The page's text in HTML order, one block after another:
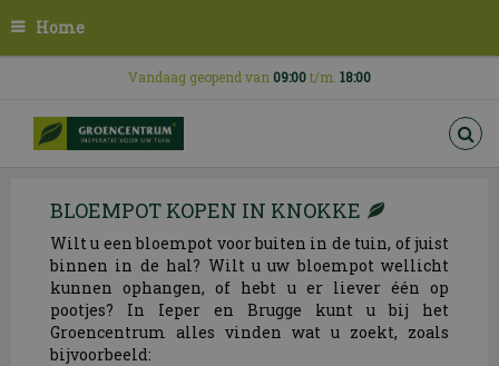
n
Home
Vandaag geopend van 09:00t/m. 18:00
BLOEMPOT KOPEN IN KNOKKE
Wilt u een bloempot voor buiten in de tuin, of juist
binnen in de hal? Wilt u uw bloempot wellicht
kunnen ophangen, of hebt u er liever één op
pootjes? In Ieper en Brugge kunt u bij het
Groencentrum alles vinden wat u zoekt, zoals
bijvoorbeeld: